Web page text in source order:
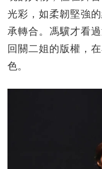
光彩，如柔韌堅強
承轉合。馮驥才看
回關二姐的版權，
色。